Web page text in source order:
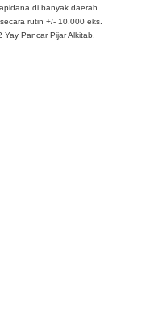
di banyak daerah
rutin +/- 10.000 eks.
Pancar Pijar Alkitab.